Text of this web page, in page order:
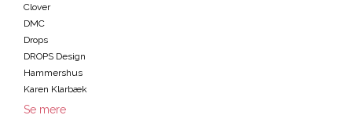
Clover
DMC
Drops
DROPS Design
Hammershus
Karen Klarbæk
Se mere